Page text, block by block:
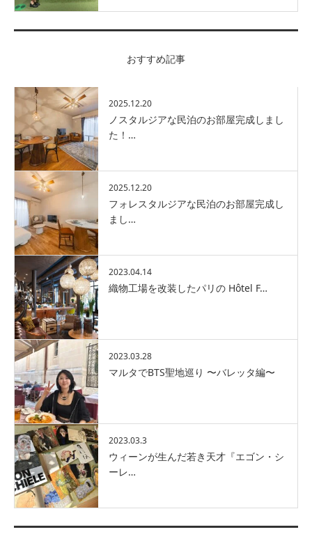
おすすめ記事
2025.12.20
ノスタルジアな民泊のお部屋完成しまし
た！…
2025.12.20
フォレスタルジアな民泊のお部屋完成し
まし…
2023.04.14
織物工場を改装したパリの Hôtel F…
2023.03.28
マルタでBTS聖地巡り 〜バレッタ編〜
2023.03.3
ウィーンが生んだ若き天才『エゴン・シ
ーレ…